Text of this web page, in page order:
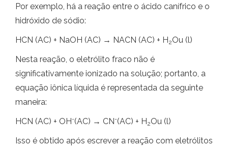
Por exemplo, há a reação entre o ácido canífrico e o
hidróxido de sódio:
HCN (AC) + NaOH (AC) → NACN (AC) + H2Ou (l)
Nesta reação, o eletrólito fraco não é
significativamente ionizado na solução; portanto, a
equação iônica líquida é representada da seguinte
maneira:
HCN (AC) + OH-(AC) → CN-(AC) + H2Ou (l)
Isso é obtido após escrever a reação com eletrólitos